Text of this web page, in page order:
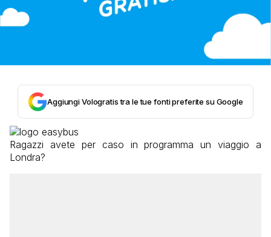
Aggiungi Vologratis tra le tue fonti preferite su Google
Ragazzi avete per caso in programma un viaggio a
Londra?